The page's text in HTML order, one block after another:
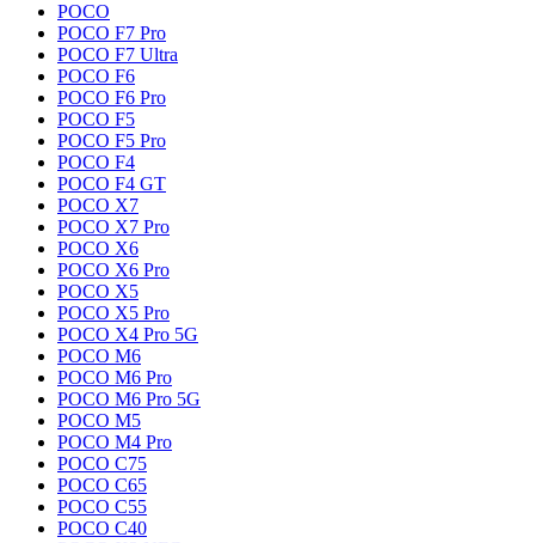
POCO
POCO F7 Pro
POCO F7 Ultra
POCO F6
POCO F6 Pro
POCO F5
POCO F5 Pro
POCO F4
POCO F4 GT
POCO X7
POCO X7 Pro
POCO X6
POCO X6 Pro
POCO X5
POCO X5 Pro
POCO X4 Pro 5G
POCO M6
POCO M6 Pro
POCO M6 Pro 5G
POCO M5
POCO M4 Pro
POCO C75
POCO C65
POCO C55
POCO C40